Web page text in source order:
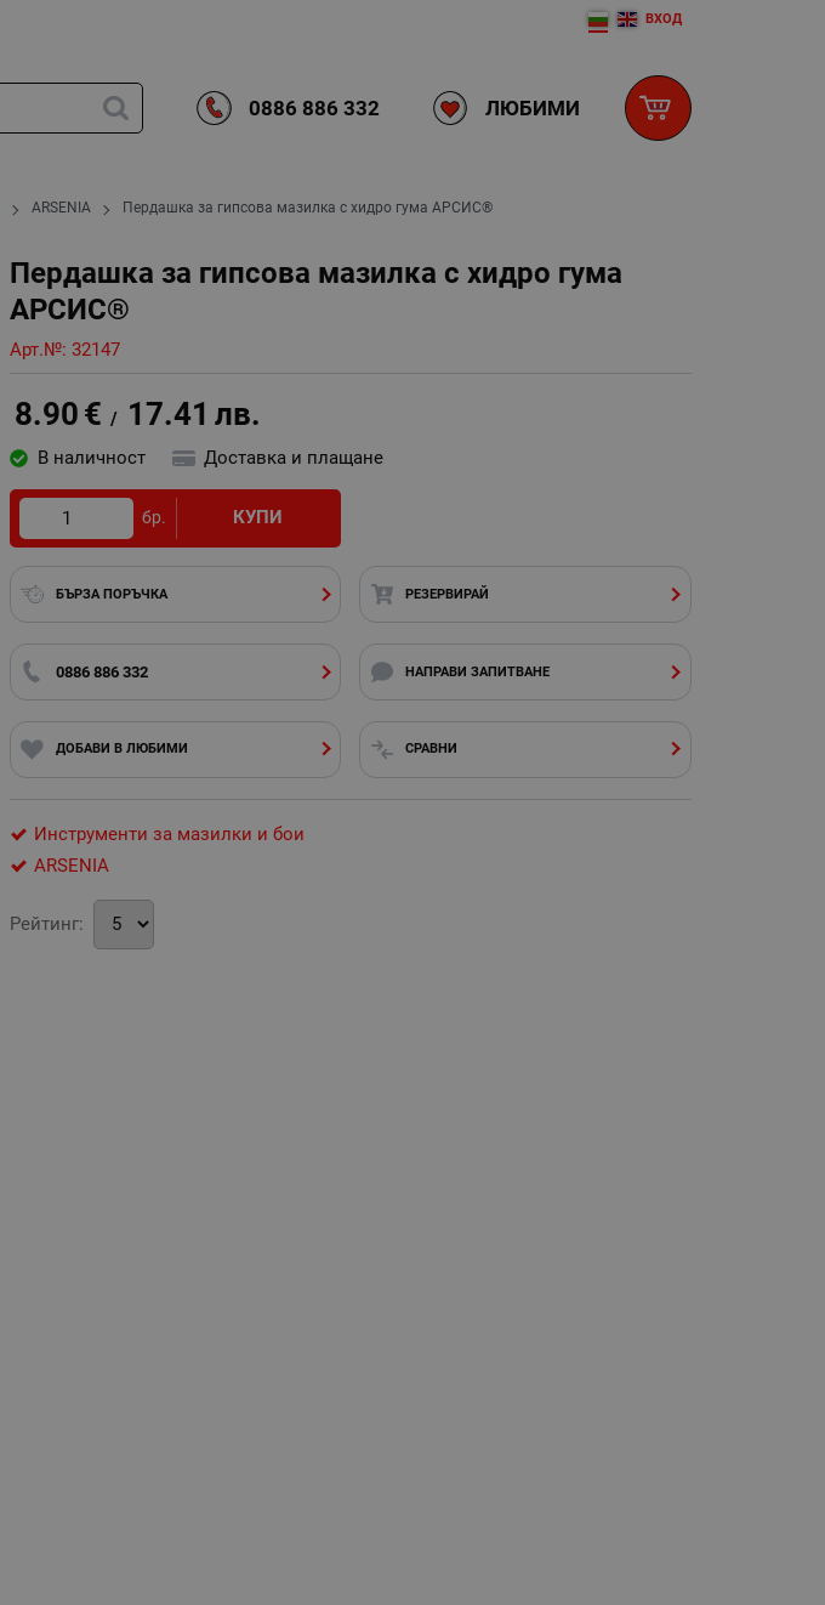
ВХОД
0886 886 332 ЛЮБИМИ
ARSENIA Пердашка за гипсова мазилка с хидро гума АРСИС®
Пердашка за гипсова мазилка с хидро гума
АРСИС®
Арт.№: 32147
8.90 € / 17.41 лв.
В наличност Доставка и плащане
бр. КУПИ
БЪРЗА ПОРЪЧКА РЕЗЕРВИРАЙ
0886 886 332 НАПРАВИ ЗАПИТВАНЕ
ДОБАВИ В ЛЮБИМИ СРАВНИ
Инструменти за мазилки и бои
ARSENIA
Рейтинг: